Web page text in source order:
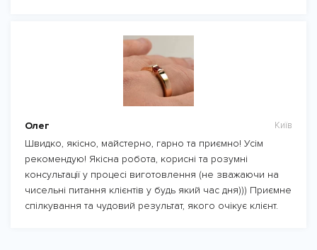
Олег Київ
Швидко, якісно, майстерно, гарно та приємно! Усім
рекомендую! Якісна робота, корисні та розумні
консультації у процесі виготовлення (не зважаючи на
чисельні питання клієнтів у будь який час дня))) Приємне
спілкування та чудовий результат, якого очікує клієнт.